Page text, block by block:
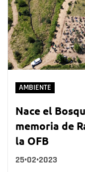
AMBIENTE
Nace el
memoria de
la OFB
25•02•2023